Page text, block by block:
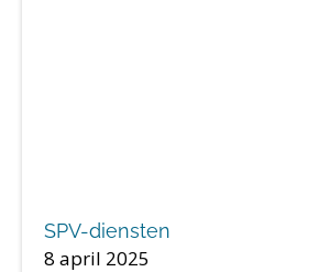
SPV-diensten
8 april 2025